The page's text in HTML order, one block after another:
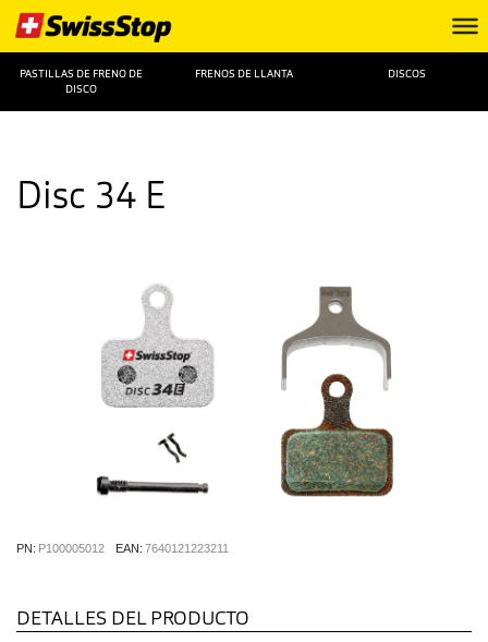
PASTILLAS DE FRENO DE
DISCO
FRENOS DE LLANTA DISCOS
Disc 34 E
PN: P100005012 EAN: 7640121223211
DETALLES DEL PRODUCTO